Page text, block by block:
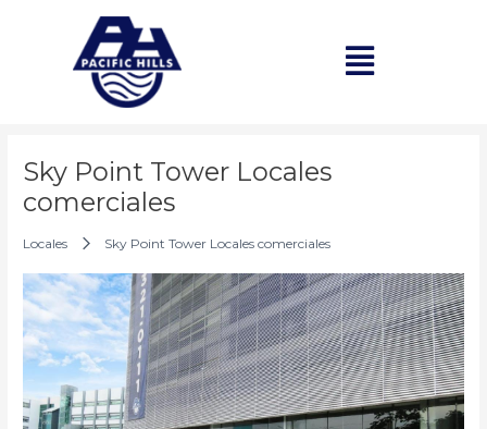
Menú
Sky Point Tower Locales
comerciales
Locales Sky Point Tower Locales comerciales